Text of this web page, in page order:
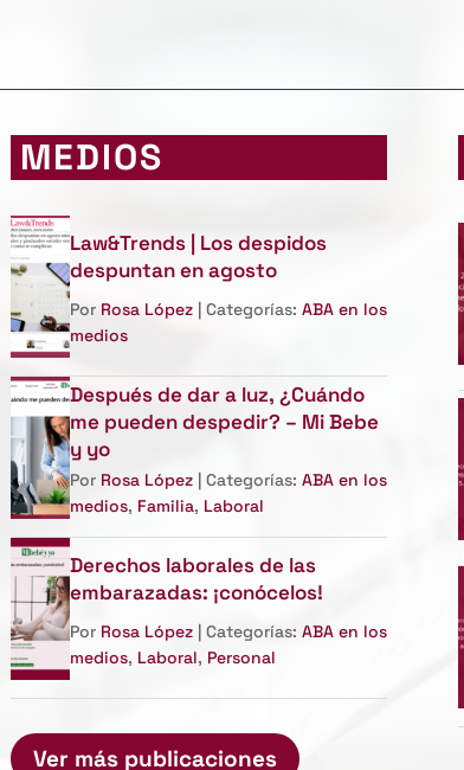
MEDIOS
Law&Trends | Los despidos
despuntan en agosto
Por Rosa López| Categorías: ABA en los
medios
Después de dar a luz, ¿Cuándo
me pueden despedir? – Mi Bebe
y yo
Por Rosa López| Categorías: ABA en los
medios, Familia, Laboral
Derechos laborales de las
embarazadas: ¡conócelos!
Por Rosa López| Categorías: ABA en los
medios, Laboral, Personal
Ver más publicaciones